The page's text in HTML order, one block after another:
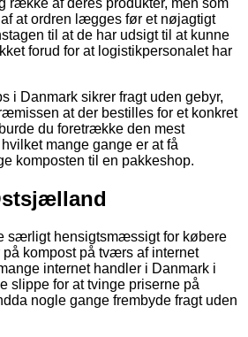
at ordren lægges før et nøjagtigt
til at de har udsigt til at kunne
forud for at logistikpersonalet har
i Danmark sikrer fragt uden gebyr,
at der bestilles for et konkret
du foretrække den mest
mange gange er at få
komposten til en pakkeshop.
særligt hensigtsmæssigt for købere
kompost på tværs af internet
internet handler i Danmark i
slippe for at tvinge priserne på
nogle gange frembyde fragt uden